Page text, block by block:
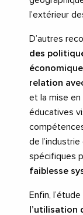
l’extérieur
D’autres
des
relation
et la mise
éducatives
de
spécifiques
faiblesse
Enfin,
l’utilisation